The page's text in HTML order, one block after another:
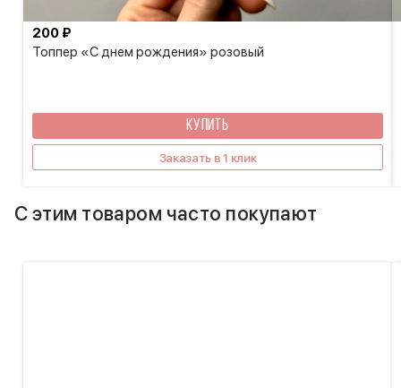
Топпер «С днем рождения» розовый
200 ₽
КУПИТЬ
Заказать в 1 клик
С этим товаром часто покупают